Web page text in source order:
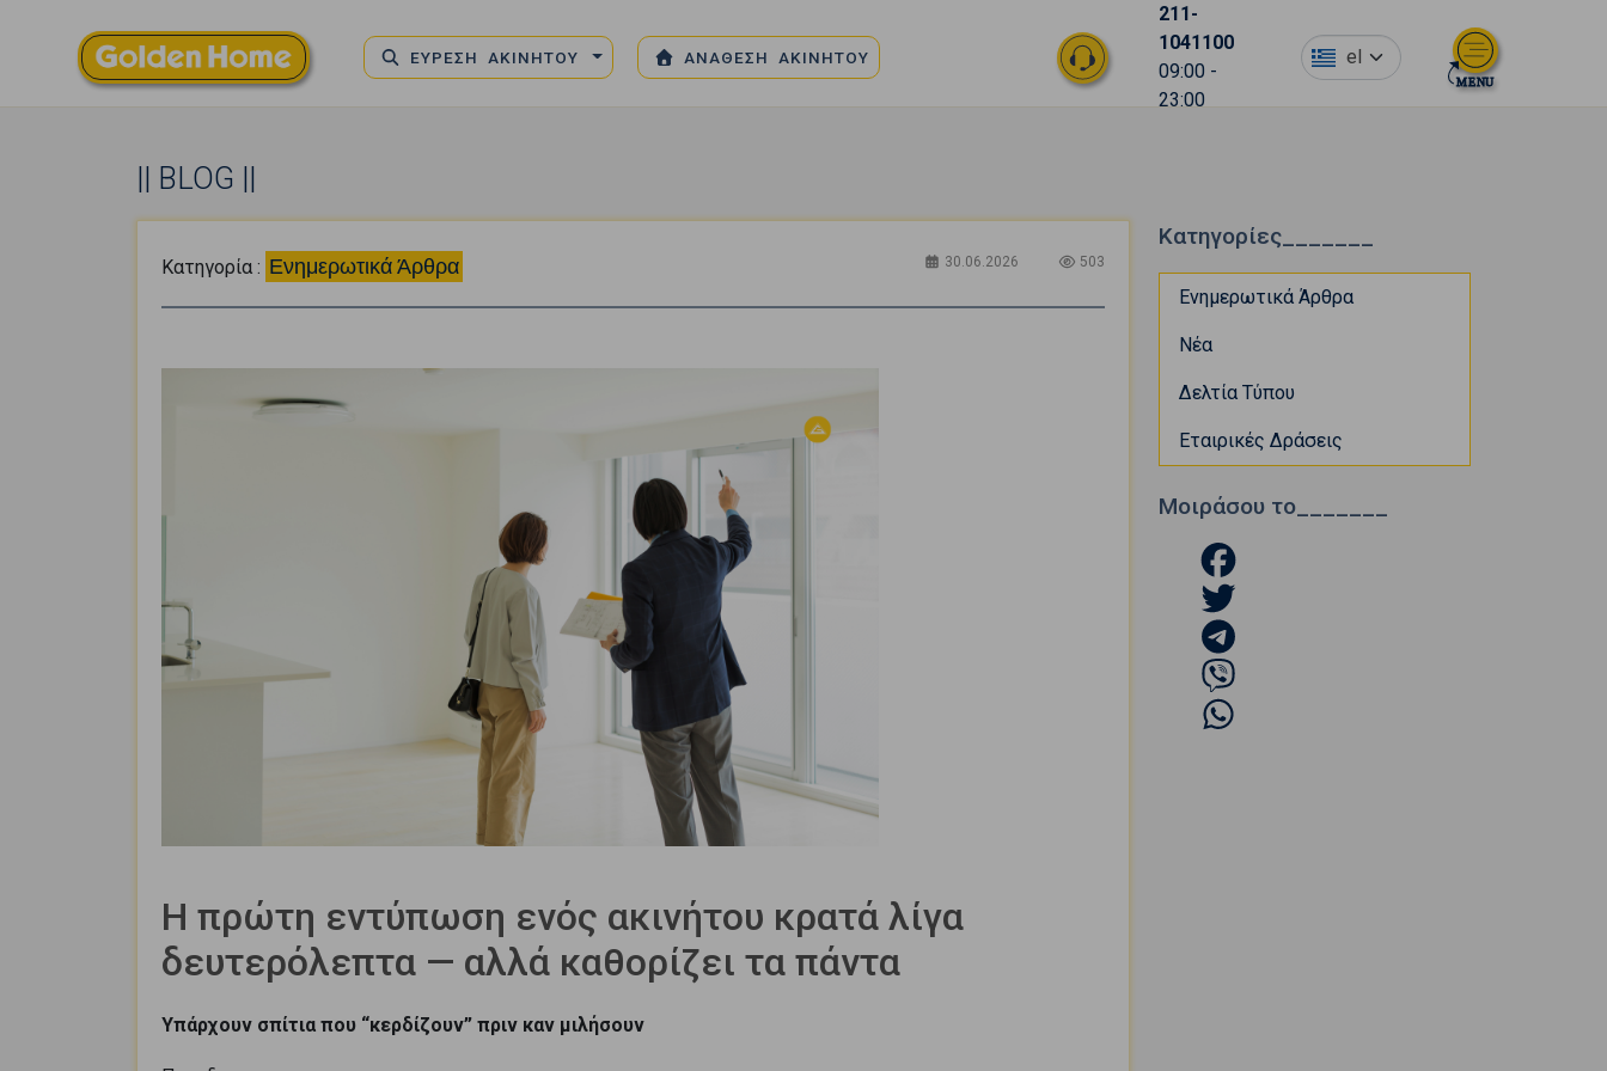
ΕΥΡΕΣΗ ΑΚΙΝΗΤΟΥ ΑΝΑΘΕΣΗ ΑΚΙΝΗΤΟΥ
211-
1041100
09:00 -
23:00
el
|| BLOG ||
Κατηγορία : Ενημερωτικά Άρθρα 30.06.2026 503
Η πρώτη εντύπωση ενός ακινήτου κρατά λίγα
δευτερόλεπτα — αλλά καθορίζει τα πάντα
Υπάρχουν σπίτια που “κερδίζουν” πριν καν μιλήσουν
Κατηγορίες_______
Ενημερωτικά Άρθρα
Νέα
Δελτία Τύπου
Εταιρικές Δράσεις
Μοιράσου το_______